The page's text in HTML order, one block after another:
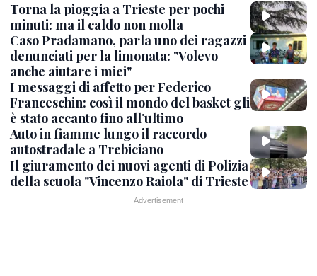
Torna la pioggia a Trieste per pochi
minuti: ma il caldo non molla
Caso Pradamano, parla uno dei ragazzi
denunciati per la limonata: "Volevo
anche aiutare i miei"
I messaggi di affetto per Federico
Franceschin: così il mondo del basket gli
è stato accanto fino all’ultimo
Auto in fiamme lungo il raccordo
autostradale a Trebiciano
Il giuramento dei nuovi agenti di Polizia
della scuola "Vincenzo Raiola" di Trieste